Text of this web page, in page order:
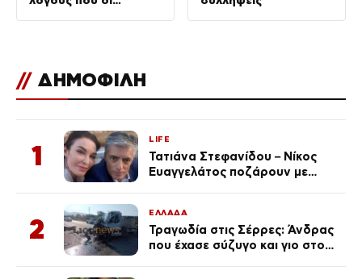
// ΔΗΜΟΦΙΛΗ
1
LIFE
Τατιάνα Στεφανίδου – Νίκος
Ευαγγελάτος ποζάρουν με
2
ΕΛΛΑΔΑ
Τραγωδία στις Σέρρες: Άνδρας
που έχασε σύζυγο και γιο στο